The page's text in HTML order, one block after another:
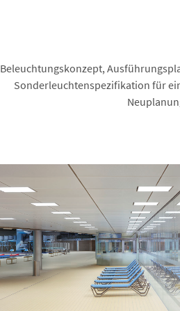
Beleuchtungskonzept,
Sonderleuchtenspezifikation für